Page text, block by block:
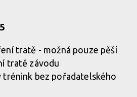
tratě - možná pouze pěší
tratě závodu
trénink bez pořadatelského